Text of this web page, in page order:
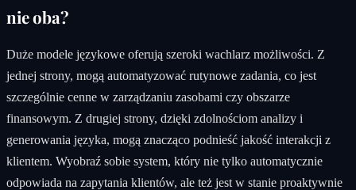
nie oba?
Duże modele językowe oferują szeroki wachlarz możliwości. Z
jednej strony, mogą automatyzować rutynowe zadania, co jest
szczególnie cenne w zarządzaniu zasobami czy obszarze
finansowym. Z drugiej strony, dzięki zdolnościom analizy i
generowania języka, mogą znacząco podnieść jakość interakcji z
klientem. Wyobraź sobie system, który nie tylko automatycznie
odpowiada na zapytania klientów, ale też jest w stanie proaktywnie